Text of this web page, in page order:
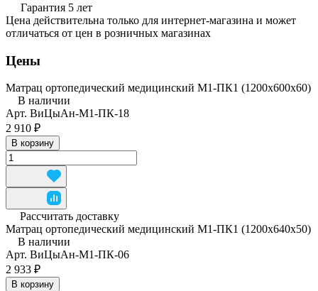
Гарантия 5 лет
Цена действительна только для интернет-магазина и может
отличаться от цен в розничных магазинах
Цены
Матрац ортопедический медицинский М1-ПК1 (1200x600x60)
В наличии
Арт. ВиЦыАн-М1-ПК-18
2 910 ₽
В корзину
Рассчитать доставку
Матрац ортопедический медицинский М1-ПК1 (1200x640x50)
В наличии
Арт. ВиЦыАн-М1-ПК-06
2 933 ₽
В корзину